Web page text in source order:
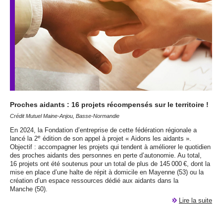
Proches aidants : 16 projets récompensés sur le territoire !
Crédit Mutuel Maine-Anjou, Basse-Normandie
En 2024, la Fondation d’entreprise de cette fédération régionale a
lancé la 2e édition de son appel à projet « Aidons les aidants ».
Objectif : accompagner les projets qui tendent à améliorer le quotidien
des proches aidants des personnes en perte d’autonomie. Au total,
16 projets ont été soutenus pour un total de plus de 145 000 €, dont la
mise en place d’une halte de répit à domicile en Mayenne (53) ou la
création d’un espace ressources dédié aux aidants dans la
Manche (50).
Lire la suite